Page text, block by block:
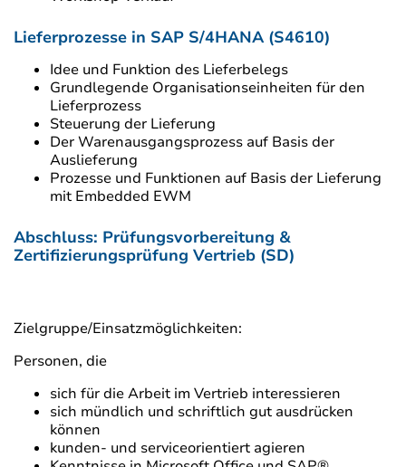
Lieferprozesse in SAP S/4HANA (S4610)
Idee und Funktion des Lieferbelegs
Grundlegende Organisationseinheiten für den
Lieferprozess
Steuerung der Lieferung
Der Warenausgangsprozess auf Basis der
Auslieferung
Prozesse und Funktionen auf Basis der Lieferung
mit Embedded EWM
Abschluss: Prüfungsvorbereitung &
Zertifizierungsprüfung Vertrieb (SD)
Zielgruppe/Einsatzmöglichkeiten:
Personen, die
sich für die Arbeit im Vertrieb interessieren
sich mündlich und schriftlich gut ausdrücken
können
kunden- und serviceorientiert agieren